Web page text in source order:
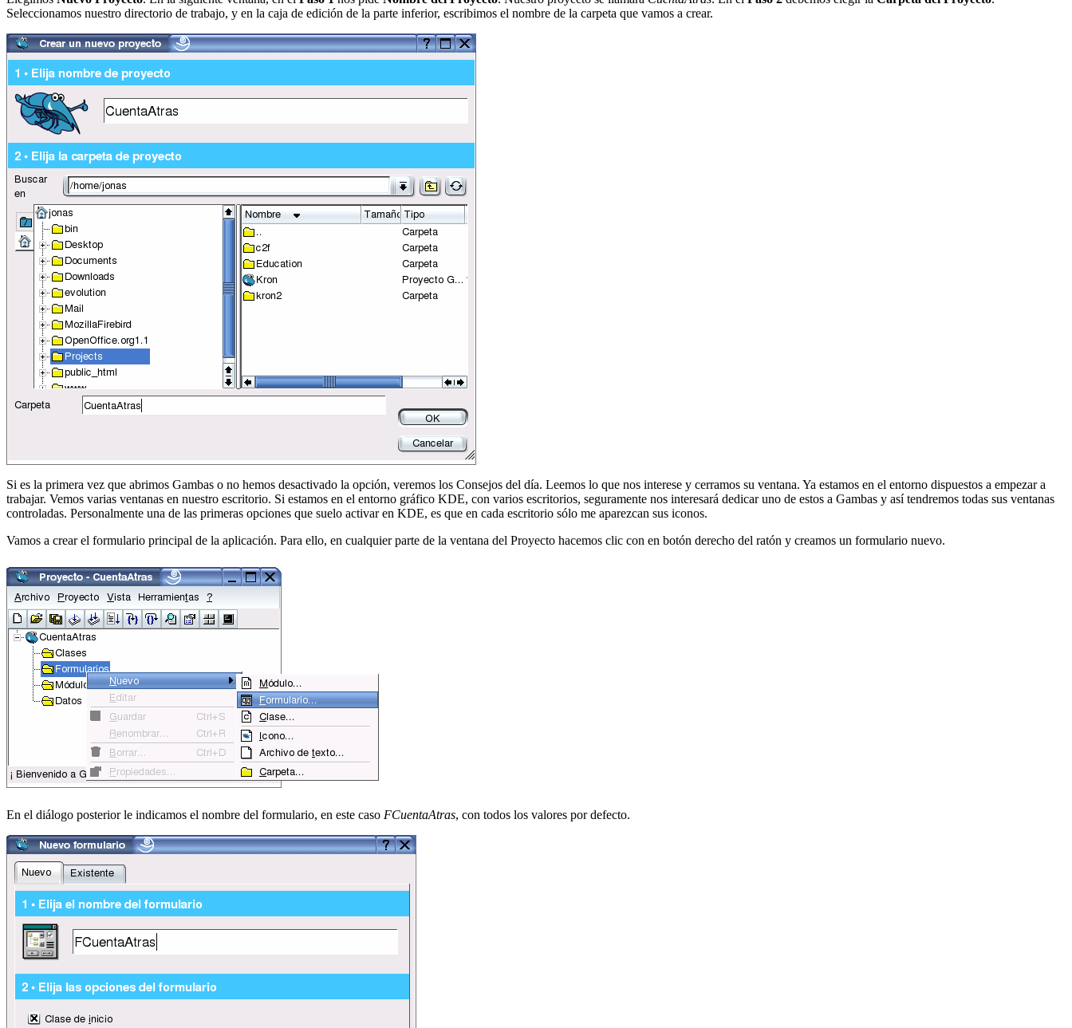
Seleccionamos nuestro directorio de trabajo, y en la caja de edición de la parte inferior, escribimos el nombre de la carpeta que vamos a crear.
Si es la primera vez que abrimos Gambas o no hemos desactivado la opción, veremos los Consejos del día. Leemos lo que nos interese y cerramos su ventana. Ya estamos en el entorno dispuestos a empezar a
trabajar. Vemos varias ventanas en nuestro escritorio. Si estamos en el entorno gráfico KDE, con varios escritorios, seguramente nos interesará dedicar uno de estos a Gambas y así tendremos todas sus ventanas
controladas. Personalmente una de las primeras opciones que suelo activar en KDE, es que en cada escritorio sólo me aparezcan sus iconos.
Vamos a crear el formulario principal de la aplicación. Para ello, en cualquier parte de la ventana del Proyecto hacemos clic con en botón derecho del ratón y creamos un formulario nuevo.
En el diálogo posterior le indicamos el nombre del formulario, en este caso FCuentaAtras, con todos los valores por defecto.